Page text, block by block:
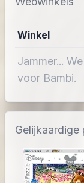
Winkel
Jammer...
voor Bambi.
Gelijkaardige